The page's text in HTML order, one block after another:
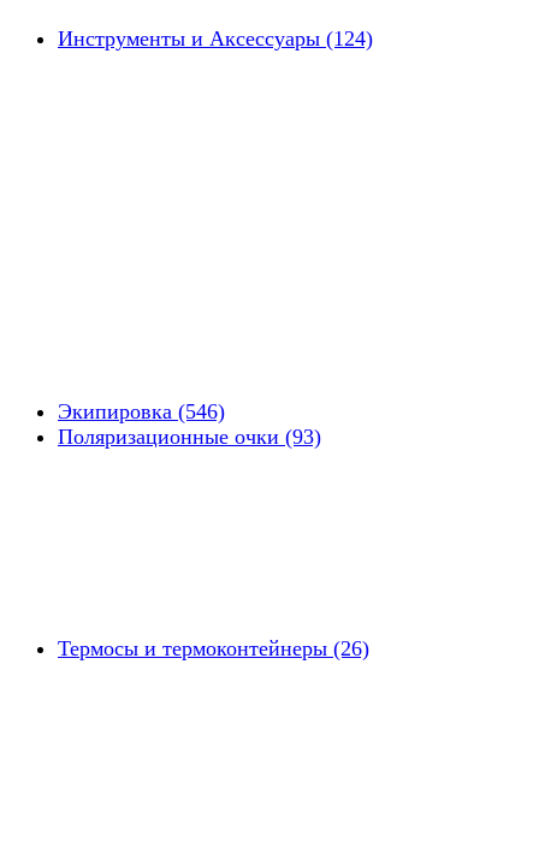
Инструменты и Аксессуары (124)
Экипировка (546)
Поляризационные очки (93)
Термосы и термоконтейнеры (26)